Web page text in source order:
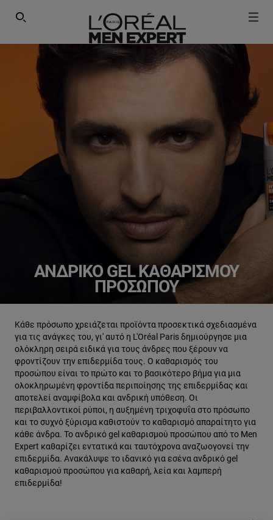
ΕΓΓΡΑΦΕΙΤΕ ΣΤΟ NEWSLETTER!
SEARCH THIS SITE
ΑΝΔΡΙΚΌ GEL ΚΑΘΑΡΙΣΜΟΎ
ΠΡΟΣΏΠΟΥ
Κάθε πρόσωπο χρειάζεται προϊόντα προσεκτικά σχεδιασμένα
για τις ανάγκες του, γι' αυτό η L'Oréal Paris δημιούργησε μια
ολόκληρη σειρά ειδικά για τους άνδρες που ξέρουν να
φροντίζουν την επιδερμίδα τους. Ο καθαρισμός του
προσώπου είναι το πρώτο και το βασικότερο βήμα για μια
ολοκληρωμένη φροντίδα περιποίησης της επιδερμίδας και
αποτελεί αναμφίβολα και ανδρική υπόθεση. Οι
περιβαλλοντικοί ρύποι, η αυξημένη τριχοφυΐα στο πρόσωπο
και το συχνό ξύρισμα καθιστούν το καθαρισμό απαραίτητο για
κάθε άνδρα. Το ανδρικό gel καθαρισμού προσώπου από το Men
Expert καθαρίζει εντατικά και ταυτόχρονα αναζωογονεί την
επιδερμίδα. Ανακάλυψε το ιδανικό για εσένα ανδρικό gel
καθαρισμού προσώπου για καθαρή, λεία και λαμπερή
επιδερμίδα!